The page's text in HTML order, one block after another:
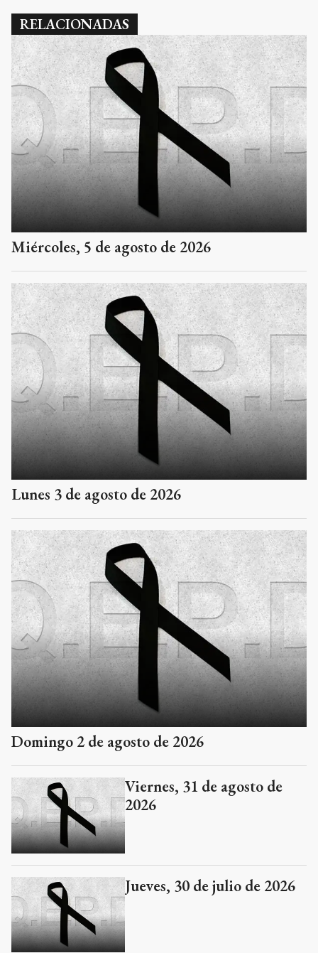
RELACIONADAS
Miércoles, 5 de agosto de 2026
Lunes 3 de agosto de 2026
Domingo 2 de agosto de 2026
Viernes, 31 de agosto de
2026
Jueves, 30 de julio de 2026